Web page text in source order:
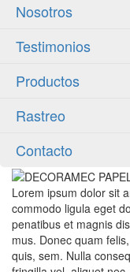
Nosotros
Testimonios
Productos
Rastreo
Contacto
Lorem ipsum dolor sit
commodo ligula eget
penatibus et magnis
mus. Donec quam
quis, sem. Nulla